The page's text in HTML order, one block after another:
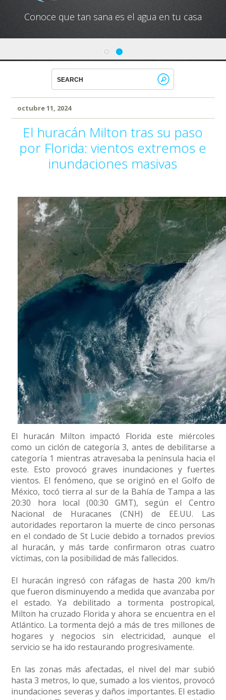
Conoce que tan sana es el agua en tu casa
Conoce cual es el mejor calentador solar de
México
octubre 11, 2024
El huracán Milton tras su paso
por Florida: vientos extremos e
inundaciones masivas
El huracán Milton impactó Florida este miércoles
como un ciclón de categoría 3, antes de debilitarse a
categoría 1 mientras atravesaba la península hacia el
este. Esto provocó graves inundaciones y fuertes
vientos. El fenómeno, que se originó en el Golfo de
México, tocó tierra al sur de la Bahía de Tampa a las
20:30 hora local (00:30 GMT), según el Centro
Nacional de Huracanes (CNH) de EE.UU. Las
autoridades reportaron la muerte de cinco personas
en el condado de St Lucie debido a tornados previos
al huracán, y más tarde confirmaron otras cuatro
víctimas, con la posibilidad de más fallecidos.
El huracán ingresó con ráfagas de hasta 200 km/h
que fueron disminuyendo a medida que avanzaba por
el estado. Ya debilitado a tormenta postropical,
Milton ha cruzado Florida y ahora se encuentra en el
Atlántico. La tormenta dejó a más de tres millones de
hogares y negocios sin electricidad, aunque el
servicio se ha ido restaurando progresivamente.
En las zonas más afectadas, el nivel del mar subió
hasta 3 metros, lo que, sumado a los vientos, provocó
inundaciones severas y daños importantes. El estadio